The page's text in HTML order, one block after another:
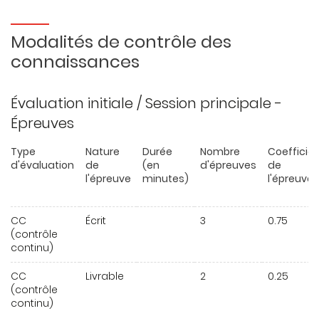
Modalités de contrôle des
connaissances
Évaluation initiale / Session principale -
Épreuves
Type
d'évaluation
Nature
de
l'épreuve
Durée
(en
minutes)
Nombre
d'épreuves
de
l'épreuve
CC
(contrôle
continu)
Écrit 3 0.75
CC
(contrôle
continu)
Livrable 2 0.25